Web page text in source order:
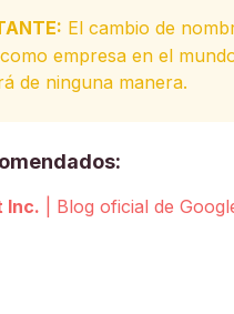
El cambio de
empresa en el
de ninguna manera.
Inc. | Blog oficial de